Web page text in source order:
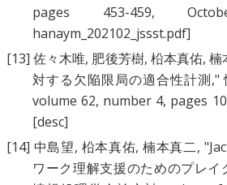
pages 453-459,
hanaym_202102_jssst.pdf]
[13] 佐々木唯, 肥後芳樹, 柗本真佑,楠
対する欠陥限局の適合性計測,"
volume 62, number 4, pages
[desc]
[14] 中島望, 柗本真佑,楠本真二, "
ワーク理解支援のためのプレ